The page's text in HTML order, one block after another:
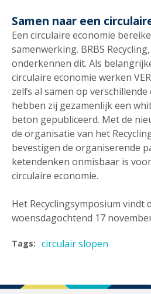
Samen naar een
Een circulaire economie
samenwerking. BRBS Recycling,
onderkennen dit. Als
circulaire economie werken
zelfs al samen op
hebben zij gezamenlijk een
beton gepubliceerd. Met de
de organisatie van het
bevestigen de organiserende
ketendenken onmisbaar is
circulaire economie.
Het Recyclingsymposium vindt
woensdagochtend 17
Tags: circulair slopen